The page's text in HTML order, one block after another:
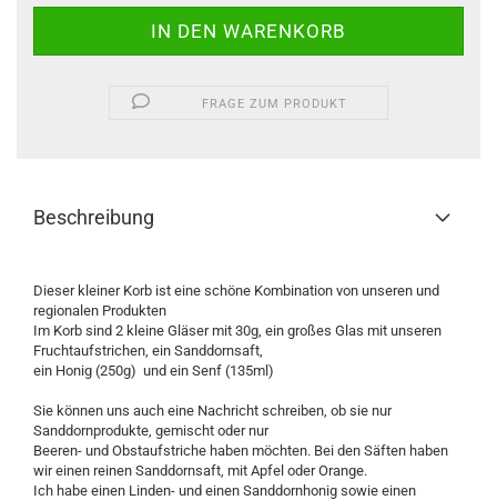
FRAGE ZUM PRODUKT
Beschreibung
Dieser kleiner Korb ist eine schöne Kombination von unseren und
regionalen Produkten
Im Korb sind 2 kleine Gläser mit 30g, ein großes Glas mit unseren
Fruchtaufstrichen, ein Sanddornsaft,
ein Honig (250g) und ein Senf (135ml)
Sie können uns auch eine Nachricht schreiben, ob sie nur
Sanddornprodukte, gemischt oder nur
Beeren- und Obstaufstriche haben möchten. Bei den Säften haben
wir einen reinen Sanddornsaft, mit Apfel oder Orange.
Ich habe einen Linden- und einen Sanddornhonig sowie einen